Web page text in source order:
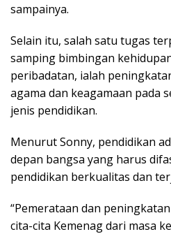
sampainya.
Selain itu, salah satu tugas
samping bimbingan
peribadatan, ialah
agama dan keagamaan pada
jenis pendidikan.
Menurut Sonny, pendidikan
depan bangsa yang harus
pendidikan berkualitas dan
“Pemerataan dan
cita-cita Kemenag dari masa